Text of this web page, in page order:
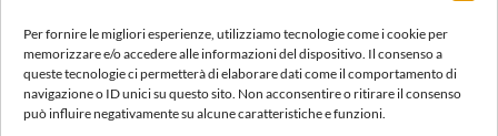
Per fornire le migliori esperienze, utilizziamo tecnologie come i cookie per
memorizzare e/o accedere alle informazioni del dispositivo. Il consenso a
queste tecnologie ci permetterà di elaborare dati come il comportamento di
navigazione o ID unici su questo sito. Non acconsentire o ritirare il consenso
può influire negativamente su alcune caratteristiche e funzioni.
Produzione/Magazzino:
Lun-Ven: 7:00-12:00 | 13:00-16:00